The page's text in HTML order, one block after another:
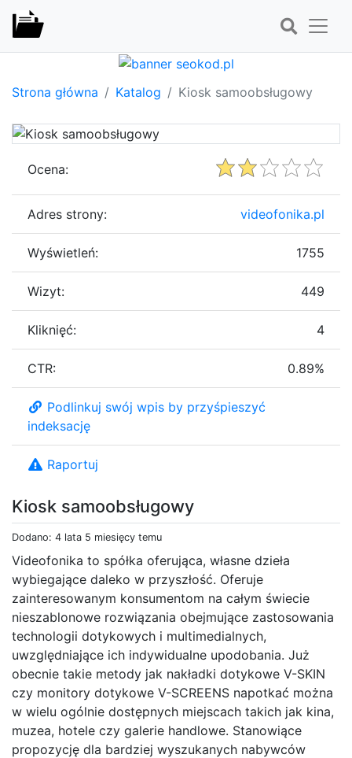
Strona główna Katalog Kiosk samoobsługowy
Kiosk samoobsługowy
Dodano: 4 lata 5 miesięcy temu
Videofonika to spółka oferująca, własne dzieła
wybiegające daleko w przyszłość. Oferuje
zainteresowanym konsumentom na całym świecie
nieszablonowe rozwiązania obejmujące zastosowania
technologii dotykowych i multimedialnych,
uwzględniające ich indywidualne upodobania. Już
obecnie takie metody jak nakładki dotykowe V-SKIN
czy monitory dotykowe V-SCREENS napotkać można
w wielu ogólnie dostępnych miejscach takich jak kina,
muzea, hotele czy galerie handlowe. Stanowiące
propozycję dla bardziej wyszukanych nabywców
Ocena:
Adres strony: videofonika.pl
Wyświetleń: 1755
Wizyt: 449
Kliknięć: 4
CTR: 0.89%
Podlinkuj swój wpis by przyśpieszyć
indeksację
Raportuj